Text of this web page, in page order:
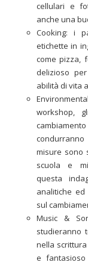
cellulari e
anche una
Cooking: i
etichette in
come pizza,
delizioso
abilità di vita
workshop,
misure sono
scuola e
questa
analitiche
sul
Music &
studieranno
nella
e